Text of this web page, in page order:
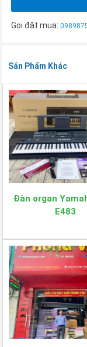
Gọi đặt mua:
Sản Phẩm Khác
Đàn organ
E483